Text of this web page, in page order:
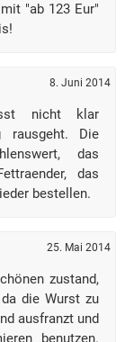
"ab 123 Eur"
8. Juni 2014
nicht klar
rausgeht. Die
das
das
bestellen.
25. Mai 2014
zustand,
die Wurst zu
ausfranzt und
benutzen.